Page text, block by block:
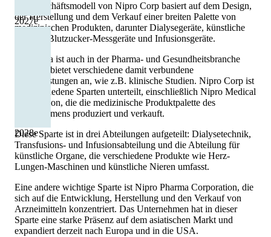
2027e
2028e
Das Geschäftsmodell von Nipro Corp basiert auf dem Design,
der Herstellung und dem Verkauf einer breiten Palette von
medizinischen Produkten, darunter Dialysegeräte, künstliche
Organe, Blutzucker-Messgeräte und Infusionsgeräte.
Die Firma ist auch in der Pharma- und Gesundheitsbranche
tätig und bietet verschiedene damit verbundene
Dienstleistungen an, wie z.B. klinische Studien. Nipro Corp ist
in verschiedene Sparten unterteilt, einschließlich Nipro Medical
Corporation, die die medizinische Produktpalette des
Unternehmens produziert und verkauft.
Diese Sparte ist in drei Abteilungen aufgeteilt: Dialysetechnik,
Transfusions- und Infusionsabteilung und die Abteilung für
künstliche Organe, die verschiedene Produkte wie Herz-
Lungen-Maschinen und künstliche Nieren umfasst.
Eine andere wichtige Sparte ist Nipro Pharma Corporation, die
sich auf die Entwicklung, Herstellung und den Verkauf von
Arzneimitteln konzentriert. Das Unternehmen hat in dieser
Sparte eine starke Präsenz auf dem asiatischen Markt und
expandiert derzeit nach Europa und in die USA.